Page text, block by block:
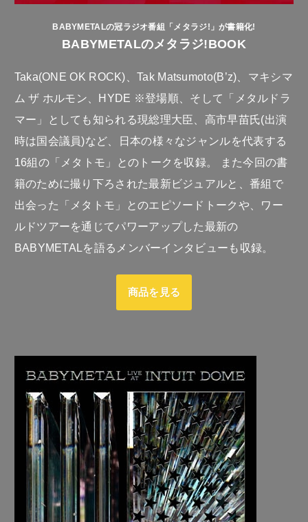
BABYMETALの冠ラジオ番組「メタラジ!」が書籍化!
BABYMETALのメタラジ!BOOK
Taka(ONE OK ROCK)、Tak Matsumoto(B’z)、マキシマ
ム ザ ホルモン、HYDE ※登場順、そして「メタルドラ
マー」としても知られる現総理大臣、高市早苗氏(出演
時は国会議員)など、日本の様々なジャンルを代表する
16組の「メタトモ」とのトークを収録。 また今回の書
籍のために撮り下ろされた最新ビジュアルと、番組で
出会った「メタトモ」とのエピソードトークや、ワー
ルドツアーを通じてパワーアップした最新の
BABYMETALを語るメンバーインタビューも収録。
商品を見る